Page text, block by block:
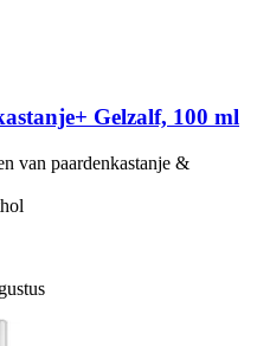
Gelzalf, 100 ml
van paardenkastanje &